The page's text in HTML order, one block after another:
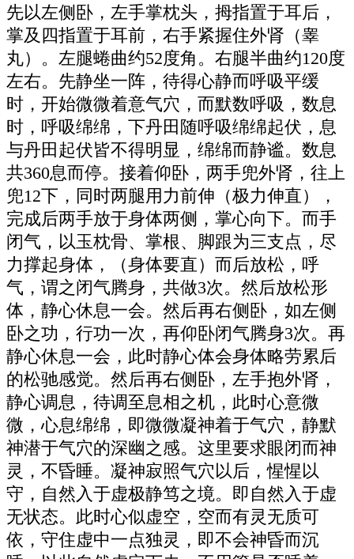
先以左侧卧，左手掌枕头，拇指置于耳后，
掌及四指置于耳前，右手紧握住外肾（睾
丸）。左腿蜷曲约52度角。右腿半曲约120度
左右。先静坐一阵，待得心静而呼吸平缓
时，开始微微着意气穴，而默数呼吸，数息
时，呼吸绵绵，下丹田随呼吸绵绵起伏，息
与丹田起伏皆不得明显，绵绵而静谧。数息
共360息而停。接着仰卧，两手兜外肾，往上
兜12下，同时两腿用力前伸（极力伸直），
完成后两手放于身体两侧，掌心向下。而手
闭气，以玉枕骨、掌根、脚跟为三支点，尽
力撑起身体，（身体要直）而后放松，呼
气，谓之闭气腾身，共做3次。然后放松形
体，静心休息一会。然后再右侧卧，如左侧
卧之功，行功一次，再仰卧闭气腾身3次。再
静心休息一会，此时静心体会身体略劳累后
的松驰感觉。然后再右侧卧，左手抱外肾，
静心调息，待调至息相之机，此时心意微
微，心息绵绵，即微微凝神着于气穴，静默
神潜于气穴的深幽之感。这里要求眼闭而神
灵，不昏睡。凝神寂照气穴以后，惺惺以
守，自然入于虚极静笃之境。即自然入于虚
无状态。此时心似虚空，空而有灵无质可
依，守住虚中一点独灵，即不会神昏而沉